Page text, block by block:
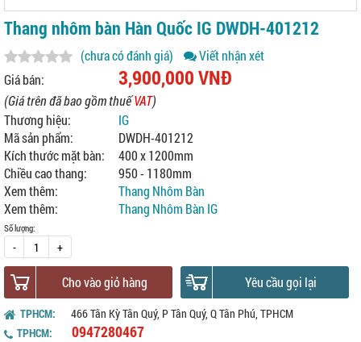
Thang nhôm bàn Hàn Quốc IG DWDH-401212
(chưa có đánh giá)
Viết nhận xét
Giá bán:
3,900,000 VNĐ
(Giá trên đã bao gồm thuếVAT)
Thương hiệu:
IG
Mã sản phẩm:
DWDH-401212
Kích thước mặt bàn:
400 x 1200mm
Chiều cao thang:
950 - 1180mm
Xem thêm:
Thang Nhôm Bàn
Xem thêm:
Thang Nhôm Bàn IG
Số lượng:
- +
Cho vào giỏ hàng Yêu cầu gọi lại
TPHCM:
466 Tân Kỳ Tân Quý, P Tân Quý, Q Tân Phú, TPHCM
TPHCM:
0947280467